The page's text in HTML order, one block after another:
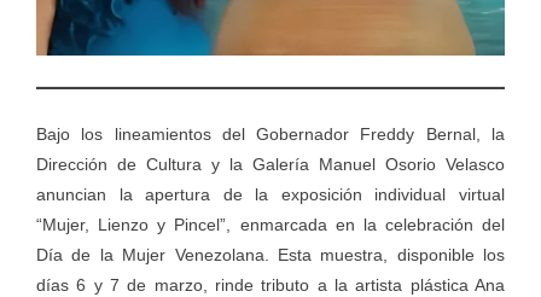
Bajo los lineamientos del Gobernador Freddy Bernal, la
Dirección de Cultura y la Galería Manuel Osorio Velasco
anuncian la apertura de la exposición individual virtual
“Mujer, Lienzo y Pincel”, enmarcada en la celebración del
Día de la Mujer Venezolana. Esta muestra, disponible los
días 6 y 7 de marzo, rinde tributo a la artista plástica Ana